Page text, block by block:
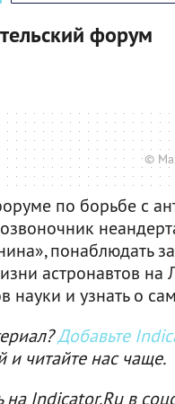
форум
©
по борьбе с
понаблюдать
астронавтов на
науки и узнать о
Добавьте
и читайте нас чаще.
на Indicator.Ru в